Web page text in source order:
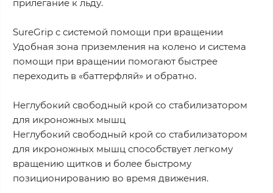
прилегание к льду.
SureGrip с системой помощи при вращении
Удобная зона приземления на колено и система
помощи при вращении помогают быстрее
переходить в «баттерфляй» и обратно.
Неглубокий свободный крой со стабилизатором
для икроножных мышц
Неглубокий свободный крой со стабилизатором
для икроножных мышц способствует легкому
вращению щитков и более быстрому
позиционированию во время движения.